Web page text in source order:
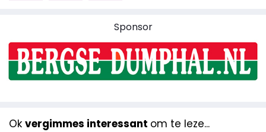
Sponsor
Ok vergimmes interessant om te leze...